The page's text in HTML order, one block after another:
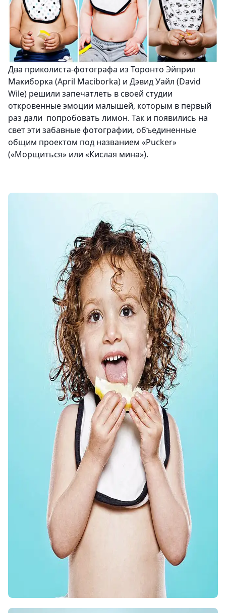
Два приколиста-фотографа из Торонто Эйприл
Макиборка (April Maciborka) и Дэвид Уайл (David
Wile) решили запечатлеть в своей студии
откровенные эмоции малышей, которым в первый
раз дали попробовать лимон. Так и появились на
свет эти забавные фотографии, объединенные
общим проектом под названием «Pucker»
(«Морщиться» или «Кислая мина»).